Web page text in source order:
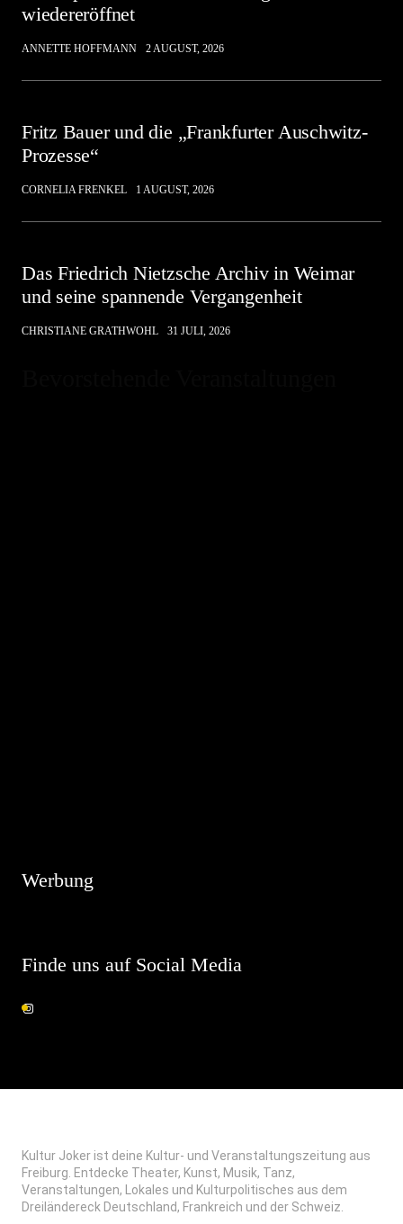
wiedereröffnet
ANNETTE HOFFMANN 2 AUGUST, 2026
Fritz Bauer und die „Frankfurter Auschwitz-
Prozesse“
CORNELIA FRENKEL 1 AUGUST, 2026
Das Friedrich Nietzsche Archiv in Weimar
und seine spannende Vergangenheit
CHRISTIANE GRATHWOHL 31 JULI, 2026
Werbung
Finde uns auf Social Media
Kultur Joker ist deine Kultur- und Veranstaltungszeitung aus
Freiburg. Entdecke Theater, Kunst, Musik, Tanz,
Veranstaltungen, Lokales und Kulturpolitisches aus dem
Dreiländereck Deutschland, Frankreich und der Schweiz.